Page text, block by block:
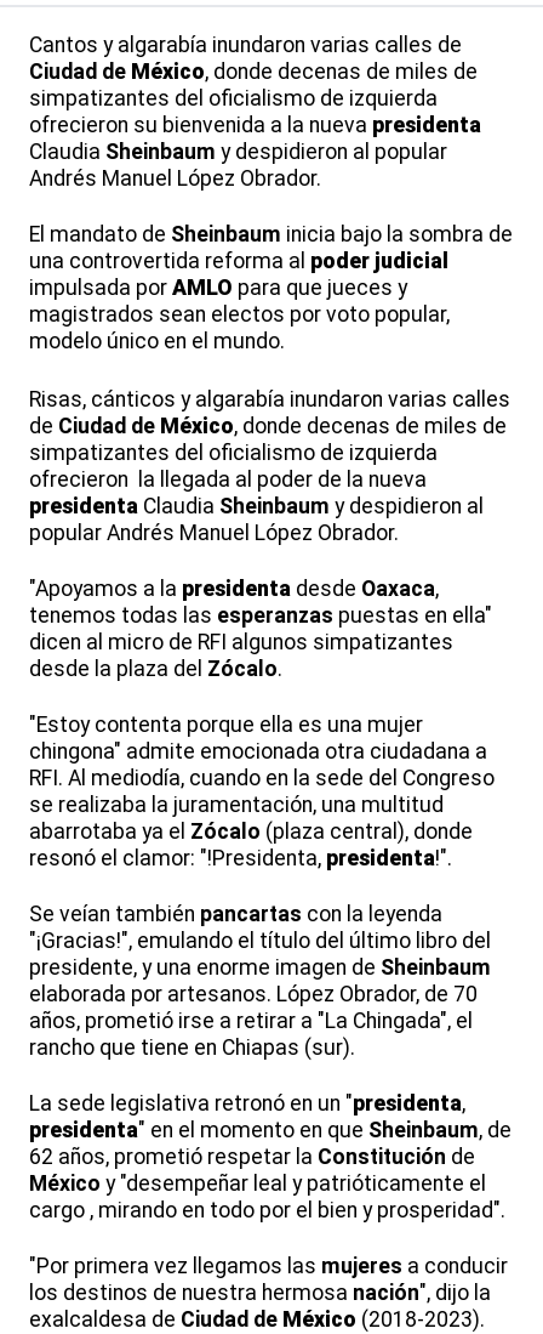
Cantos y algarabía inundaron varias calles de
Ciudad de México, donde decenas de miles de
simpatizantes del oficialismo de izquierda
ofrecieron su bienvenida a la nueva presidenta
Claudia Sheinbaum y despidieron al popular
Andrés Manuel López Obrador.
El mandato de Sheinbaum inicia bajo la sombra de
una controvertida reforma al poder judicial
impulsada por AMLO para que jueces y
magistrados sean electos por voto popular,
modelo único en el mundo.
Risas, cánticos y algarabía inundaron varias calles
de Ciudad de México, donde decenas de miles de
simpatizantes del oficialismo de izquierda
ofrecieron la llegada al poder de la nueva
presidenta Claudia Sheinbaum y despidieron al
popular Andrés Manuel López Obrador.
"Apoyamos a la presidenta desde Oaxaca,
tenemos todas las esperanzas puestas en ella"
dicen al micro de RFI algunos simpatizantes
desde la plaza del Zócalo.
"Estoy contenta porque ella es una mujer
chingona" admite emocionada otra ciudadana a
RFI. Al mediodía, cuando en la sede del Congreso
se realizaba la juramentación, una multitud
abarrotaba ya el Zócalo (plaza central), donde
resonó el clamor: "!Presidenta, presidenta!".
Se veían también pancartas con la leyenda
"¡Gracias!", emulando el título del último libro del
presidente, y una enorme imagen de Sheinbaum
elaborada por artesanos. López Obrador, de 70
años, prometió irse a retirar a "La Chingada", el
rancho que tiene en Chiapas (sur).
La sede legislativa retronó en un "presidenta,
presidenta" en el momento en que Sheinbaum, de
62 años, prometió respetar la Constitución de
México y "desempeñar leal y patrióticamente el
cargo , mirando en todo por el bien y prosperidad".
"Por primera vez llegamos las mujeres a conducir
los destinos de nuestra hermosa nación", dijo la
exalcaldesa de Ciudad de México (2018-2023).